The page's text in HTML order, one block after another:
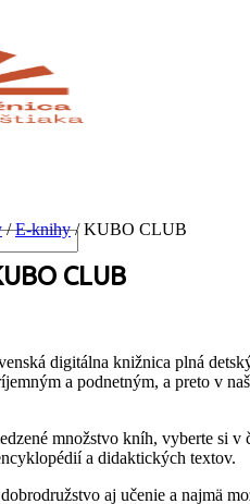
/ E-knihy / KUBO CLUB
CLUB
digitálna knižnica plná
a podnetným, a preto v
množstvo kníh, vyberte si
a didaktických textov.
aj učenie a najmä